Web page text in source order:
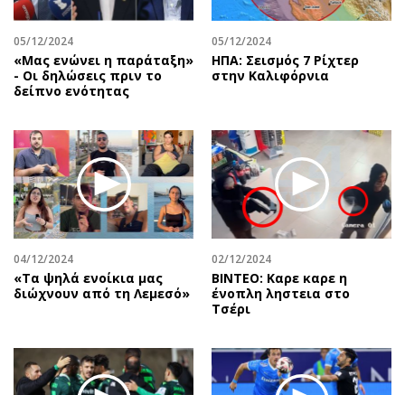
Αγορές
Money Review
AstroBank Properties
Trends
Ναυτιλία
Περιβάλλον
Ελλάδα
Κόσμος
Πολιτισμός
Σινεμά
Μουσική
Εικαστικά
Αναδρομές
Πρόσωπα
Περιβάλλον
Showbiz
Ταξίδια
Συνταγές
Έξοδος
Εκπομπές
Wine routes
Uncut
Προσφορές
05/12/2024
«Μας ενώνει η παράταξη»
- Οι δηλώσεις πριν το
δείπνο ενότητας
05/12/2024
ΗΠΑ: Σεισμός 7 Ρίχτερ
στην Καλιφόρνια
04/12/2024
«Τα ψηλά ενοίκια μας
διώχνουν από τη Λεμεσό»
02/12/2024
ΒΙΝΤΕΟ: Καρε καρε η
ένοπλη ληστεια στο
Τσέρι